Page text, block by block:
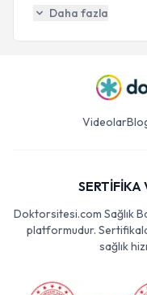
Daha fazla
Videolar
SERTİFİKA
Doktorsitesi.com Sağlık
platformudur.
sağlık